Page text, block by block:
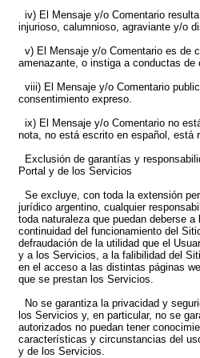
iv) El Mensaje y/o Comentario
injurioso, calumnioso, agraviante y/o
v) El Mensaje y/o Comentario es de
amenazante, o instiga a conductas
viii) El Mensaje y/o Comentario
consentimiento expreso.
ix) El Mensaje y/o Comentario no
nota, no está escrito en español, está
Exclusión de garantías y
Portal y de los Servicios
Se excluye, con toda la extensión
jurídico argentino, cualquier
toda naturaleza que puedan deberse
continuidad del funcionamiento del
defraudación de la utilidad que el
y a los Servicios, a la falibilidad del
en el acceso a las distintas páginas
que se prestan los Servicios.
No se garantiza la privacidad y
los Servicios y, en particular, no se
autorizados no puedan tener
características y circunstancias del
y de los Servicios.